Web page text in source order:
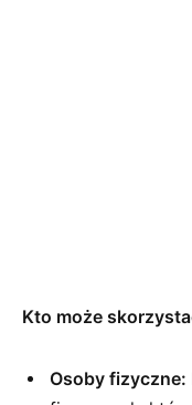
Kto może
Osoby fizyczne: